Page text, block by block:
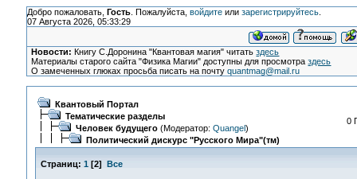
Добро пожаловать, Гость. Пожалуйста, войдитеили зарегистрируйтесь.
07 Августа 2026, 05:33:29
Новости: Книгу С.Доронина "Квантовая магия" читатьздесь
Материалы старого сайта "Физика Магии" доступны для просмотраздесь
О замеченных глюках просьба писать на почтуquantmag@mail.ru
Квантовый Портал
Тематические разделы
Человек будущего(Модератор: Quangel)
Политический дискурс "Русского Мира"(тм)
0
Страниц: 1 [2] Все